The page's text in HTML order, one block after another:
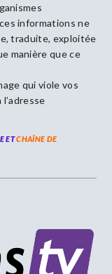
informations ne
traduite, exploitée
manière que ce
qui viole vos
ETCHAÎNE DE